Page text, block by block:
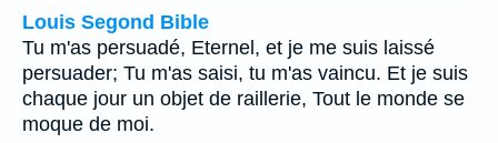
Louis Segond Bible
Tu m'as persuadé, Eternel, et je me suis laissé
persuader; Tu m'as saisi, tu m'as vaincu. Et je suis
chaque jour un objet de raillerie, Tout le monde se
moque de moi.